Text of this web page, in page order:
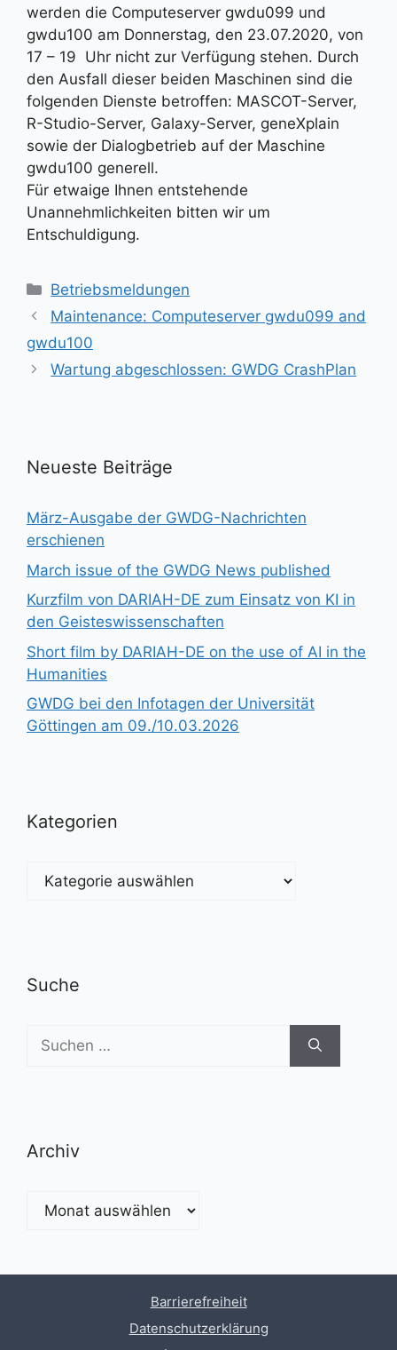
werden die Computeserver gwdu099 und
gwdu100 am Donnerstag, den 23.07.2020, von
17 – 19 Uhr nicht zur Verfügung stehen. Durch
den Ausfall dieser beiden Maschinen sind die
folgenden Dienste betroffen: MASCOT-Server,
R-Studio-Server, Galaxy-Server, geneXplain
sowie der Dialogbetrieb auf der Maschine
gwdu100 generell.
Für etwaige Ihnen entstehende
Unannehmlichkeiten bitten wir um
Entschuldigung.
Kategorien
Betriebsmeldungen
Maintenance: Computeserver gwdu099 and
gwdu100
Wartung abgeschlossen: GWDG CrashPlan
Neueste Beiträge
März-Ausgabe der GWDG-Nachrichten
erschienen
March issue of the GWDG News published
Kurzfilm von DARIAH-DE zum Einsatz von KI in
den Geisteswissenschaften
Short film by DARIAH-DE on the use of AI in the
Humanities
GWDG bei den Infotagen der Universität
Göttingen am 09./10.03.2026
Kategorien
Kategorien
Suche
Suchen
nach:
Archiv
Archiv
Barrierefreiheit
Datenschutzerklärung